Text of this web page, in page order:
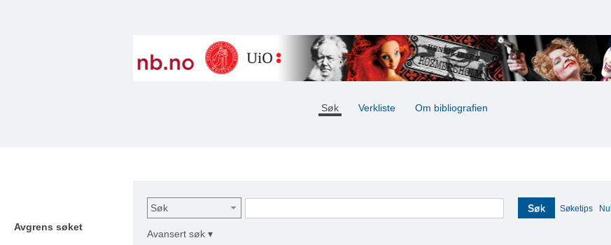
Søk Verkliste Om bibliografien
Avgrens søket
Søk Søk Søketips
Avansert søk ▾